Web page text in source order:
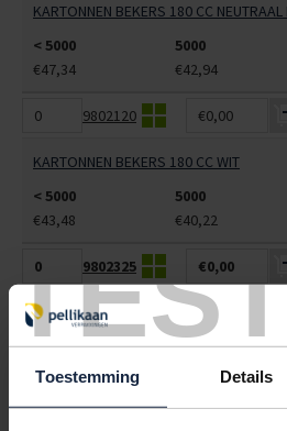
Toestemming Details
KARTONNEN BEKERS 180 CC NEUTRAAL
< 5000
5000
€47,34
€42,94
9802120 €0,00
KARTONNEN BEKERS 180 CC WIT
< 5000
5000
€43,48
€40,22
9802325 €0,00
KARTONNEN BEKERS BRUIN 177CC
< 5000
5000
€66,89